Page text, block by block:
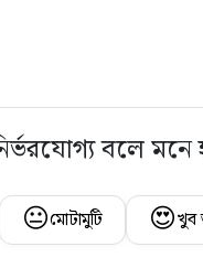
বলে মনে
😐মোটামুটি 😍খুব